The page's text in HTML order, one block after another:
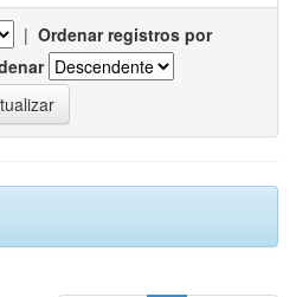
| Ordenar registros por